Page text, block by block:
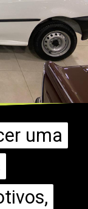
uma
uma